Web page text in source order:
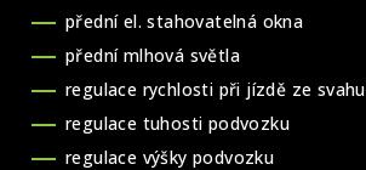
přední el. stahovatelná okna
přední mlhová světla
regulace rychlosti při jízdě ze svahu
regulace tuhosti podvozku
regulace výšky podvozku